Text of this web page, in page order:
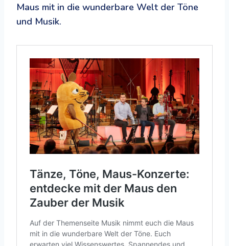
Maus mit in die wunderbare Welt der Töne
und Musik.